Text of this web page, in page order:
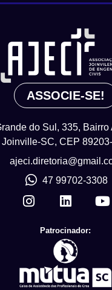
ASSOCIE-SE!
do Sul, 335, Bairro
Joinville-SC, CEP
47 99702-3308
Patrocinador: